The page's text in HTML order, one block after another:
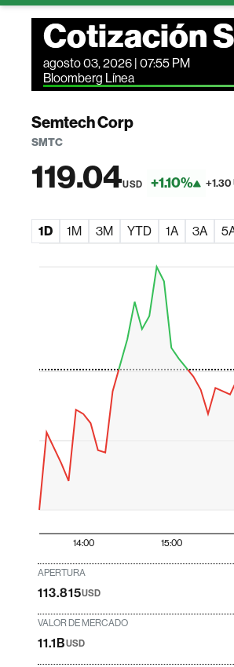
Cotización
agosto 03, 2026 | 07:55 PM
Bloomberg Línea
Semtech Corp
SMTC
119.04USD +1.10% +1.30
1D 1M 3M YTD 1A 3A
14:00 15:00
APERTURA
113.815USD
VALOR DE MERCADO
11.1BUSD